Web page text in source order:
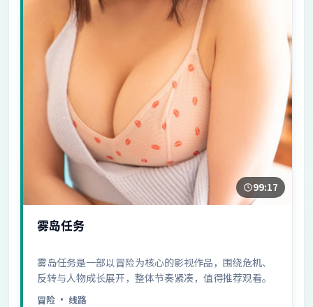
99:17
雾岛任务
雾岛任务是一部以冒险为核心的影视作品，围绕危机、
反转与人物成长展开，整体节奏紧凑，值得推荐观看。
冒险 · 线路